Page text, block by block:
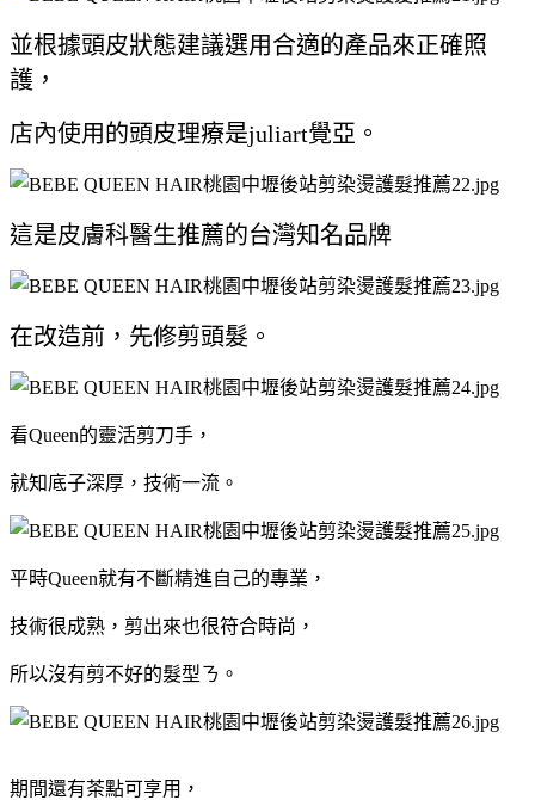
並根據頭皮狀態建議選用合適的產品來正確照
護，
店內使用的頭皮理療是juliart覺亞。
這是皮膚科醫生推薦的台灣知名品牌
在改造前，先修剪頭髮。
看Queen的靈活剪刀手，
就知底子深厚，技術一流。
平時Queen就有不斷精進自己的專業，
技術很成熟，剪出來也很符合時尚，
所以沒有剪不好的髮型ㄋ。
期間還有茶點可享用，